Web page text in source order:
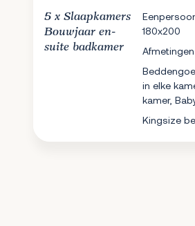
5 x Slaapkamers
Bouwjaar en-
suite badkamer
180x200
Afmetingen
in elke
kamer,
Kingsize